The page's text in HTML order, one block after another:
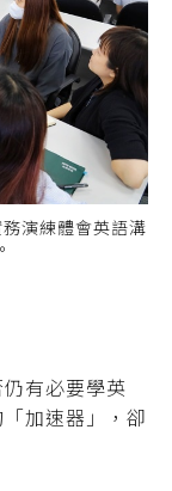
演練體會英語溝
有必要學英
加速器」，卻